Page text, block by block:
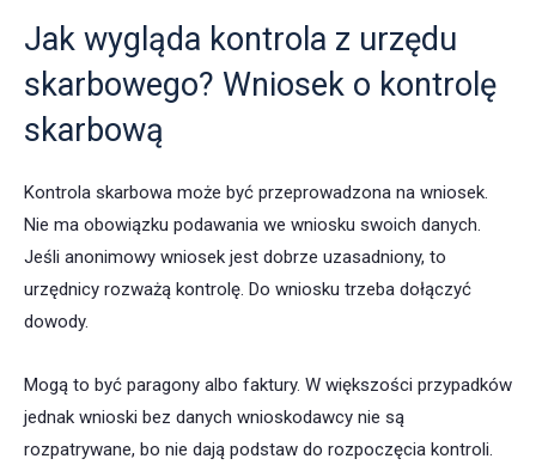
Jak wygląda kontrola z urzędu
skarbowego? Wniosek o kontrolę
skarbową
Kontrola skarbowa może być przeprowadzona na wniosek.
Nie ma obowiązku podawania we wniosku swoich danych.
Jeśli anonimowy wniosek jest dobrze uzasadniony, to
urzędnicy rozważą kontrolę. Do wniosku trzeba dołączyć
dowody.
Mogą to być paragony albo faktury. W większości przypadków
jednak wnioski bez danych wnioskodawcy nie są
rozpatrywane, bo nie dają podstaw do rozpoczęcia kontroli.